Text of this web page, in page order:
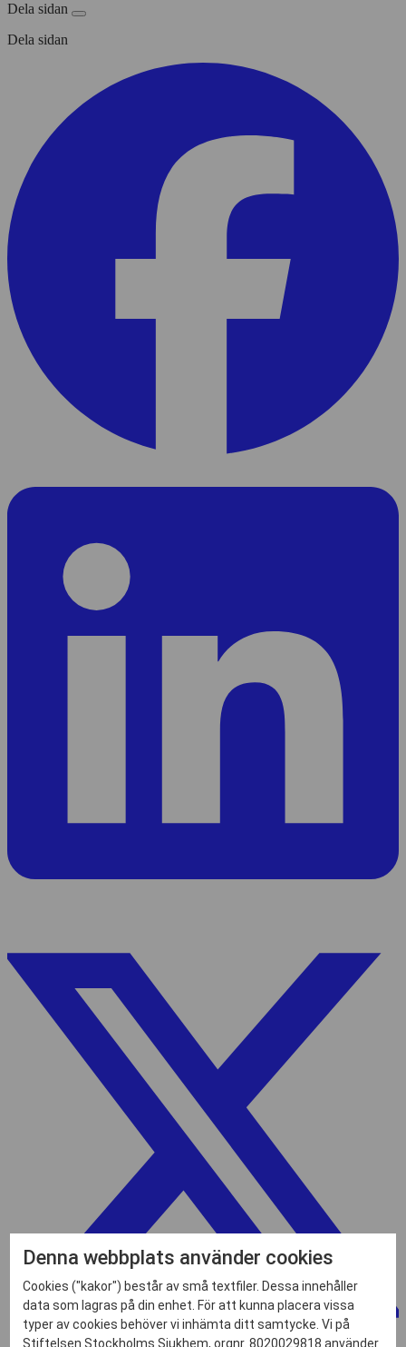
Dela sidan
Dela sidan
Denna webbplats använder cookies
Cookies ("kakor") består av små textfiler. Dessa innehåller
data som lagras på din enhet. För att kunna placera vissa
typer av cookies behöver vi inhämta ditt samtycke. Vi på
Stiftelsen Stockholms Sjukhem, orgnr. 8020029818 använder